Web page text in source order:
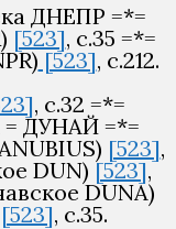
ДНЕПР =*=
[523], с.35 =*=
[523], с.212.
, с.32 =*=
= ДУНАЙ =*=
[523],
DUN) [523],
DUNA)
[523], с.35.